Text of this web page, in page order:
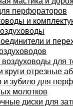
перфораторов
и
и
воздуховоды для
круги отрезные
и зубило для
молотков
диски для